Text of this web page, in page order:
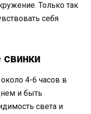
Только так
себя
4-6 часов в
и быть
света и